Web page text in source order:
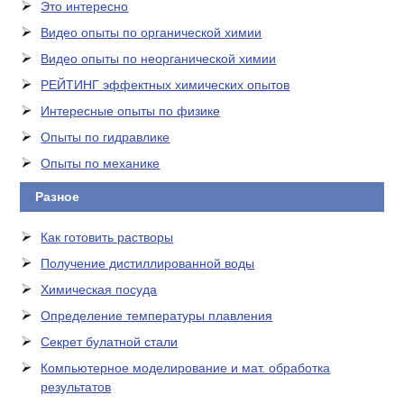
Это интересно
Видео опыты по органической химии
Видео опыты по неорганической химии
РЕЙТИНГ эффектных химических опытов
Интересные опыты по физике
Опыты по гидравлике
Опыты по механике
Разное
Как готовить растворы
Получение дистиллированной воды
Химическая посуда
Определение температуры плавления
Секрет булатной стали
Компьютерное моделирование и мат. обработка
результатов